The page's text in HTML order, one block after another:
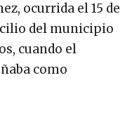
ocurrida el 15 de
del municipio
cuando el
como